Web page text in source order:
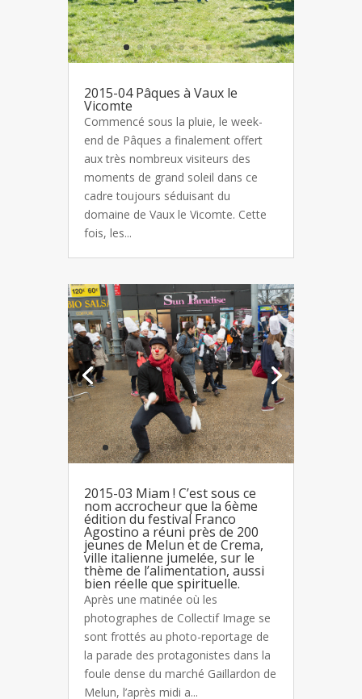
2015-04 Pâques à Vaux le
Vicomte
Commencé sous la pluie, le week-
end de Pâques a finalement offert
aux très nombreux visiteurs des
moments de grand soleil dans ce
cadre toujours séduisant du
domaine de Vaux le Vicomte. Cette
fois, les...
2015-03 Miam ! C’est sous ce
nom accrocheur que la 6ème
édition du festival Franco
Agostino a réuni près de 200
jeunes de Melun et de Crema,
ville italienne jumelée, sur le
thème de l’alimentation, aussi
bien réelle que spirituelle.
Après une matinée où les
photographes de Collectif Image se
sont frottés au photo-reportage de
la parade des protagonistes dans la
foule dense du marché Gaillardon de
Melun, l’après midi a...